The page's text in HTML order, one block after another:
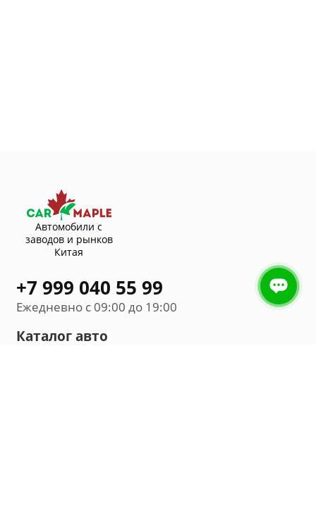
Автомобили с
заводов и рынков
Китая
+7 999 040 55 99
Ежедневно с 09:00 до 19:00
Каталог авто